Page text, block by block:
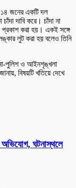
১৪ জনের একটি দল
দাবি করে। চাঁদা না
প্রকাশ করা হয়। একই সঙ্গে
লুট করা হয় বলেও তিনি
পুলিশ ও আইনশৃঙ্খলা
বিষয়টি খতিয়ে দেখে
অভিযোগ, ঘটনাস্থলে